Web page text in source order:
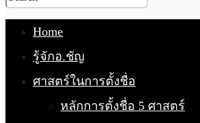
Home
รู้จักอ.ชัญ
ศาสตร์ในการตั้งชื่อ
หลักการตั้งชื่อ 5 ศาสตร์